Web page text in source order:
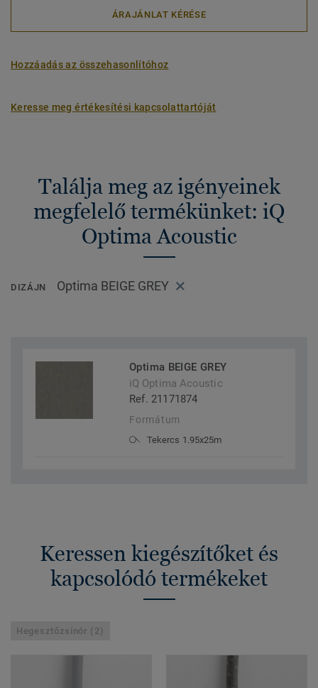
ÁRAJÁNLAT KÉRÉSE
Hozzáadás az összehasonlítóhoz
Keresse meg értékesítési kapcsolattartóját
Találja meg az igényeinek
megfelelő termékünket: iQ
Optima Acoustic
DIZÁJN Optima BEIGE GREY
Optima BEIGE GREY
iQ Optima Acoustic
Ref. 21171874
Formátum
Tekercs 1.95x25m
Keressen kiegészítőket és
kapcsolódó termékeket
Hegesztőzsinór (2)